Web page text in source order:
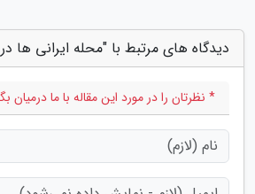
دیدگاه های مرتبط با "محله ایرانی ها در
* نظرتان را در مورد این مقاله با ما درمیان